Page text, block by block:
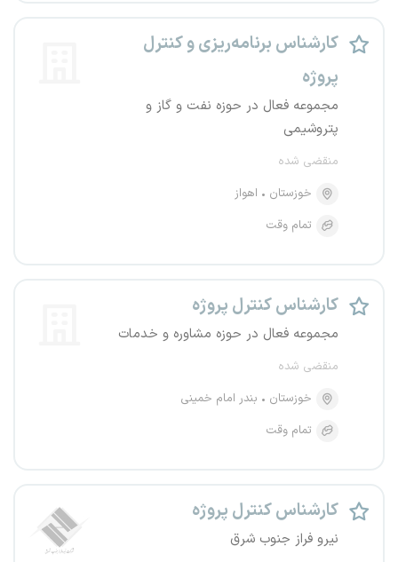
کارشناس برنامه‌ریزی و کنترل
پروژه
مجموعه فعال در حوزه نفت و گاز و
پتروشیمی
منقضی شده
خوزستان
اهواز
تمام وقت
کارشناس کنترل پروژه
مجموعه فعال در حوزه مشاوره و خدمات
منقضی شده
خوزستان
بندر امام خمینی
تمام وقت
کارشناس کنترل پروژه
نیرو فراز جنوب شرق